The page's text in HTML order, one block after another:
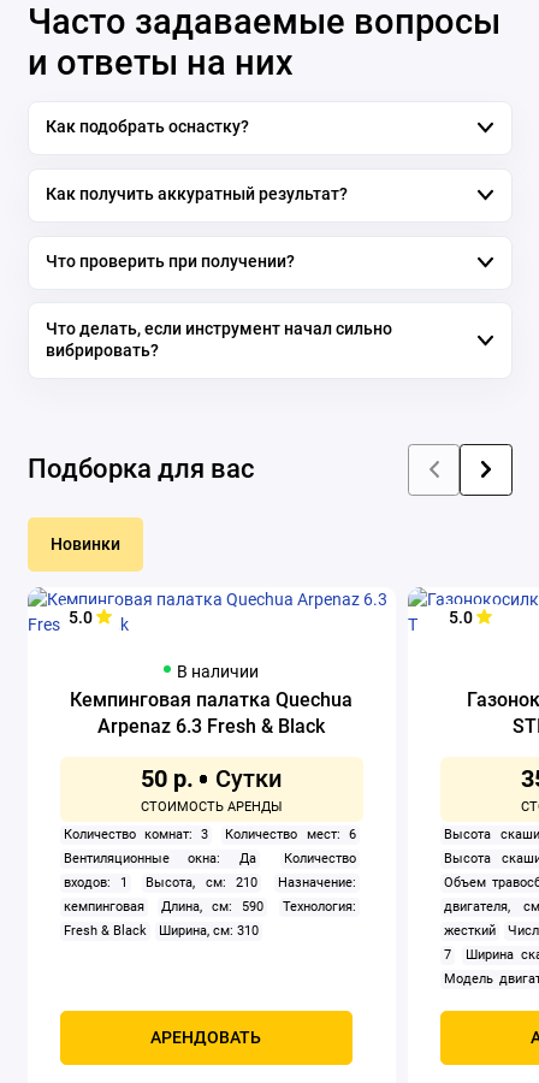
Часто задаваемые вопросы
и ответы на них
Как подобрать оснастку?
Как получить аккуратный результат?
Что проверить при получении?
Что делать, если инструмент начал сильно
вибрировать?
Подборка для вас
Новинки
5.0
В наличии
Кемпинговая палатка Quechua
Arpenaz 6.3 Fresh & Black
50 р.
Количество комнат: 3
Количество мест: 6
Вентиляционные окна: Да
Количество
входов: 1
Высота, см: 210
Назначение:
кемпинговая
Длина, см: 590
Технология:
Fresh & Black
Ширина, см: 310
АРЕНДОВАТЬ
5.0
Высота
Высота
Объем
двигателя,
жесткий
7
Ширина
Модель